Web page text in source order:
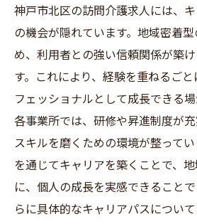
神戸市北区の訪問介護求人には、
の機会が隠れています。地域密着
め、利用者との強い信頼関係が築
す。これにより、経験を重ねるご
フェッショナルとして成長できる場
各事業所では、研修や昇進制度が
スキルを磨くための環境が整って
を通じてキャリアを築くことで、
に、個人の成長を実感できること
らに具体的なキャリアパスについて